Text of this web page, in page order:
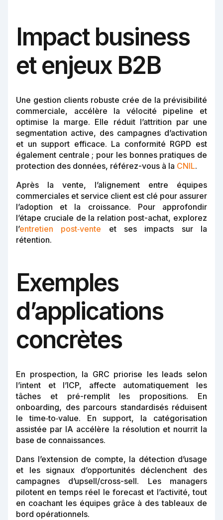
Impact business
et enjeux B2B
Une gestion clients robuste crée de la prévisibilité
commerciale, accélère la vélocité pipeline et
optimise la marge. Elle réduit l’attrition par une
segmentation active, des campagnes d’activation
et un support efficace. La conformité RGPD est
également centrale ; pour les bonnes pratiques de
protection des données, référez-vous à la CNIL.
Après la vente, l’alignement entre équipes
commerciales et service client est clé pour assurer
l’adoption et la croissance. Pour approfondir
l’étape cruciale de la relation post-achat, explorez
l’entretien post‑vente et ses impacts sur la
rétention.
Exemples
d’applications
concrètes
En prospection, la GRC priorise les leads selon
l’intent et l’ICP, affecte automatiquement les
tâches et pré-remplit les propositions. En
onboarding, des parcours standardisés réduisent
le time‑to‑value. En support, la catégorisation
assistée par IA accélère la résolution et nourrit la
base de connaissances.
Dans l’extension de compte, la détection d’usage
et les signaux d’opportunités déclenchent des
campagnes d’upsell/cross-sell. Les managers
pilotent en temps réel le forecast et l’activité, tout
en coachant les équipes grâce à des tableaux de
bord opérationnels.